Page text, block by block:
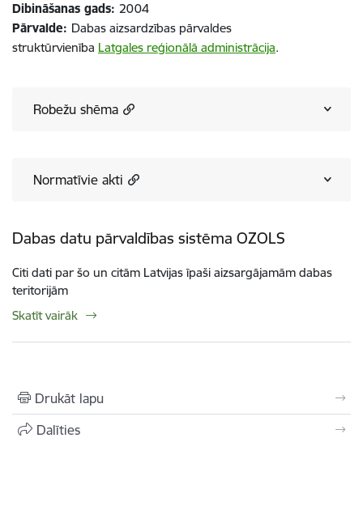
Dibināšanas gads: 2004
Pārvalde: Dabas aizsardzības pārvaldes
struktūrvienība Latgales reģionālā administrācija.
Robežu shēma
Normatīvie akti
Dabas datu pārvaldības sistēma OZOLS
Citi dati par šo un citām Latvijas īpaši aizsargājamām dabas
teritorijām
Skatīt vairāk
Drukāt lapu
Dalīties